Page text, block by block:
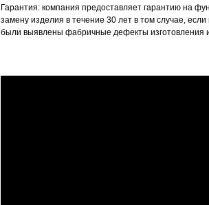
Гарантия: компания предоставляет гарантию на
замену изделия в течение 30 лет в том случае,
были выявлены фабричные дефекты изготовления